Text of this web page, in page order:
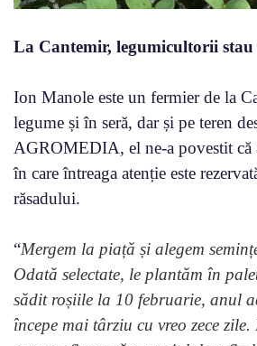
La Cantemir, legumicultorii
Ion Manole este un fermier de la
legume și în seră, dar și pe teren
AGROMEDIA, el ne-a povestit că
în care întreaga atenție este
răsadului.
“Mergem la piață și alegem
Odată selectate, le plantăm în
sădit roșiile la 10 februarie, anul
începe mai târziu cu vreo zece